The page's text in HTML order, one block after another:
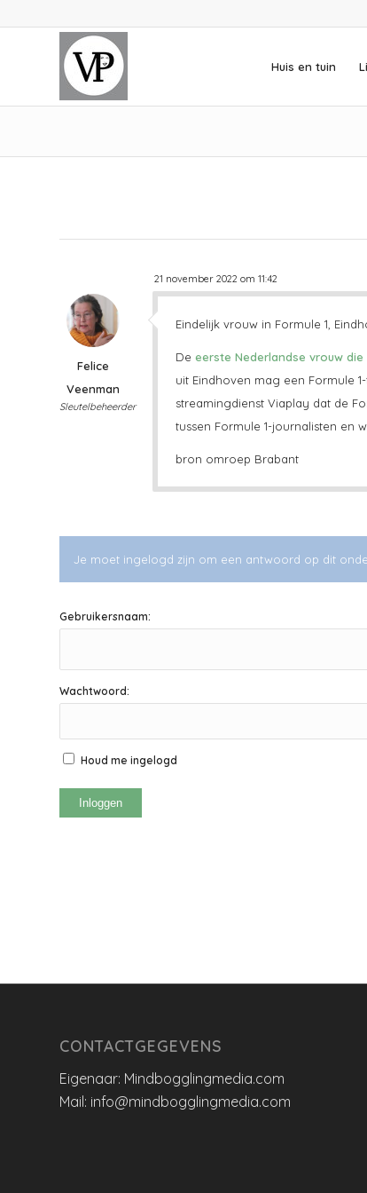
Huis en tuin
21 november 2022 om 11:42
Felice
Veenman
Sleutelbeheerder
Eindelijk vrouw in Formule 1,
De eerste Nederlandse vrouw die
uit Eindhoven mag een Formule
streamingdienst Viaplay dat de
tussen Formule 1-journalisten en
bron omroep Brabant
Je moet ingelogd zijn om een antwoord op dit
Gebruikersnaam:
Wachtwoord:
Houd me ingelogd
Inloggen
CONTACTGEGEVENS
Eigenaar: Mindbogglingmedia.com
Mail: info@mindbogglingmedia.com